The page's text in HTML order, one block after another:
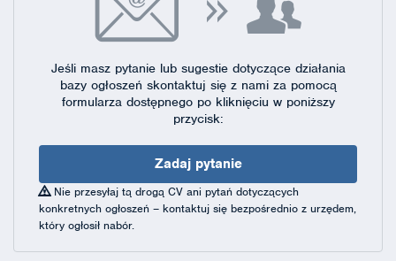
Jeśli masz pytanie lub sugestie dotyczące działania
bazy ogłoszeń skontaktuj się z nami za pomocą
formularza dostępnegopo kliknięciu w poniższy
przycisk:
Zadaj pytanie
Nie przesyłaj tą drogą CV ani pytań dotyczących
konkretnych ogłoszeń – kontaktuj się bezpośrednio z urzędem,
który ogłosił nabór.